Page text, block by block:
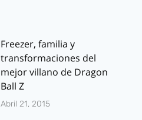
Freezer, familia y
transformaciones del
mejor villano de Dragon
Ball Z
Abril 21, 2015